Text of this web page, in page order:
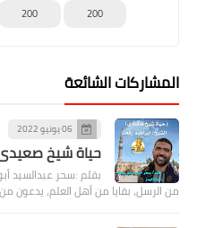
200
200
المشاركات الشائعة
06 يونيو 2022
حياة شيخ صعيدى
بقلم :سحر عبدالسيد
من الرسل، بقايا من أهل العلم، يدعون